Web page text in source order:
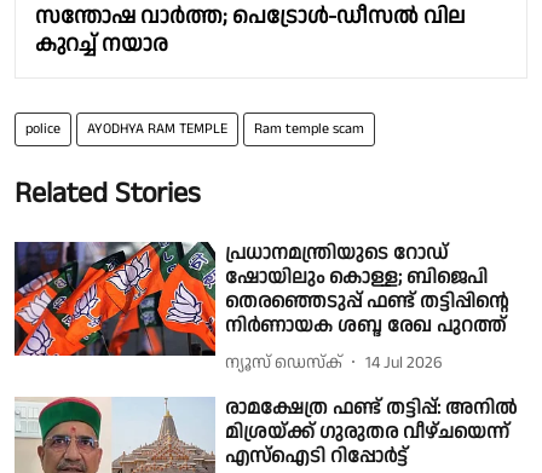
സന്തോഷ വാർത്ത; പെട്രോൾ-ഡീസൽ വില
കുറച്ച് നയാര
police AYODHYA RAM TEMPLE Ram temple scam
Related Stories
പ്രധാനമന്ത്രിയുടെ റോഡ്
ഷോയിലും കൊള്ള; ബിജെപി
തെരഞ്ഞെടുപ്പ് ഫണ്ട് തട്ടിപ്പിന്റെ
നിർണായക ശബ്ദ രേഖ പുറത്ത്
ന്യൂസ് ഡെസ്ക് 14 Jul 2026
രാമക്ഷേത്ര ഫണ്ട് തട്ടിപ്പ്: അനിൽ
മിശ്രയ്ക്ക് ഗുരുതര വീഴ്ചയെന്ന്
എസ്ഐടി റിപ്പോർട്ട്